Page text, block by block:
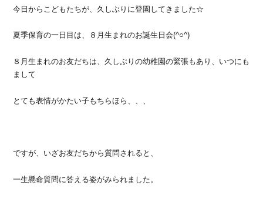
今日からこどもたちが、久しぶりに登園してきました☆
夏季保育の一日目は、８月生まれのお誕生日会(^○^)
８月生まれのお友だちは、久しぶりの幼稚園の緊張もあり、いつにも
まして
とても表情がかたい子もちらほら、、、
ですが、いざお友だちから質問されると、
一生懸命質問に答える姿がみられました。